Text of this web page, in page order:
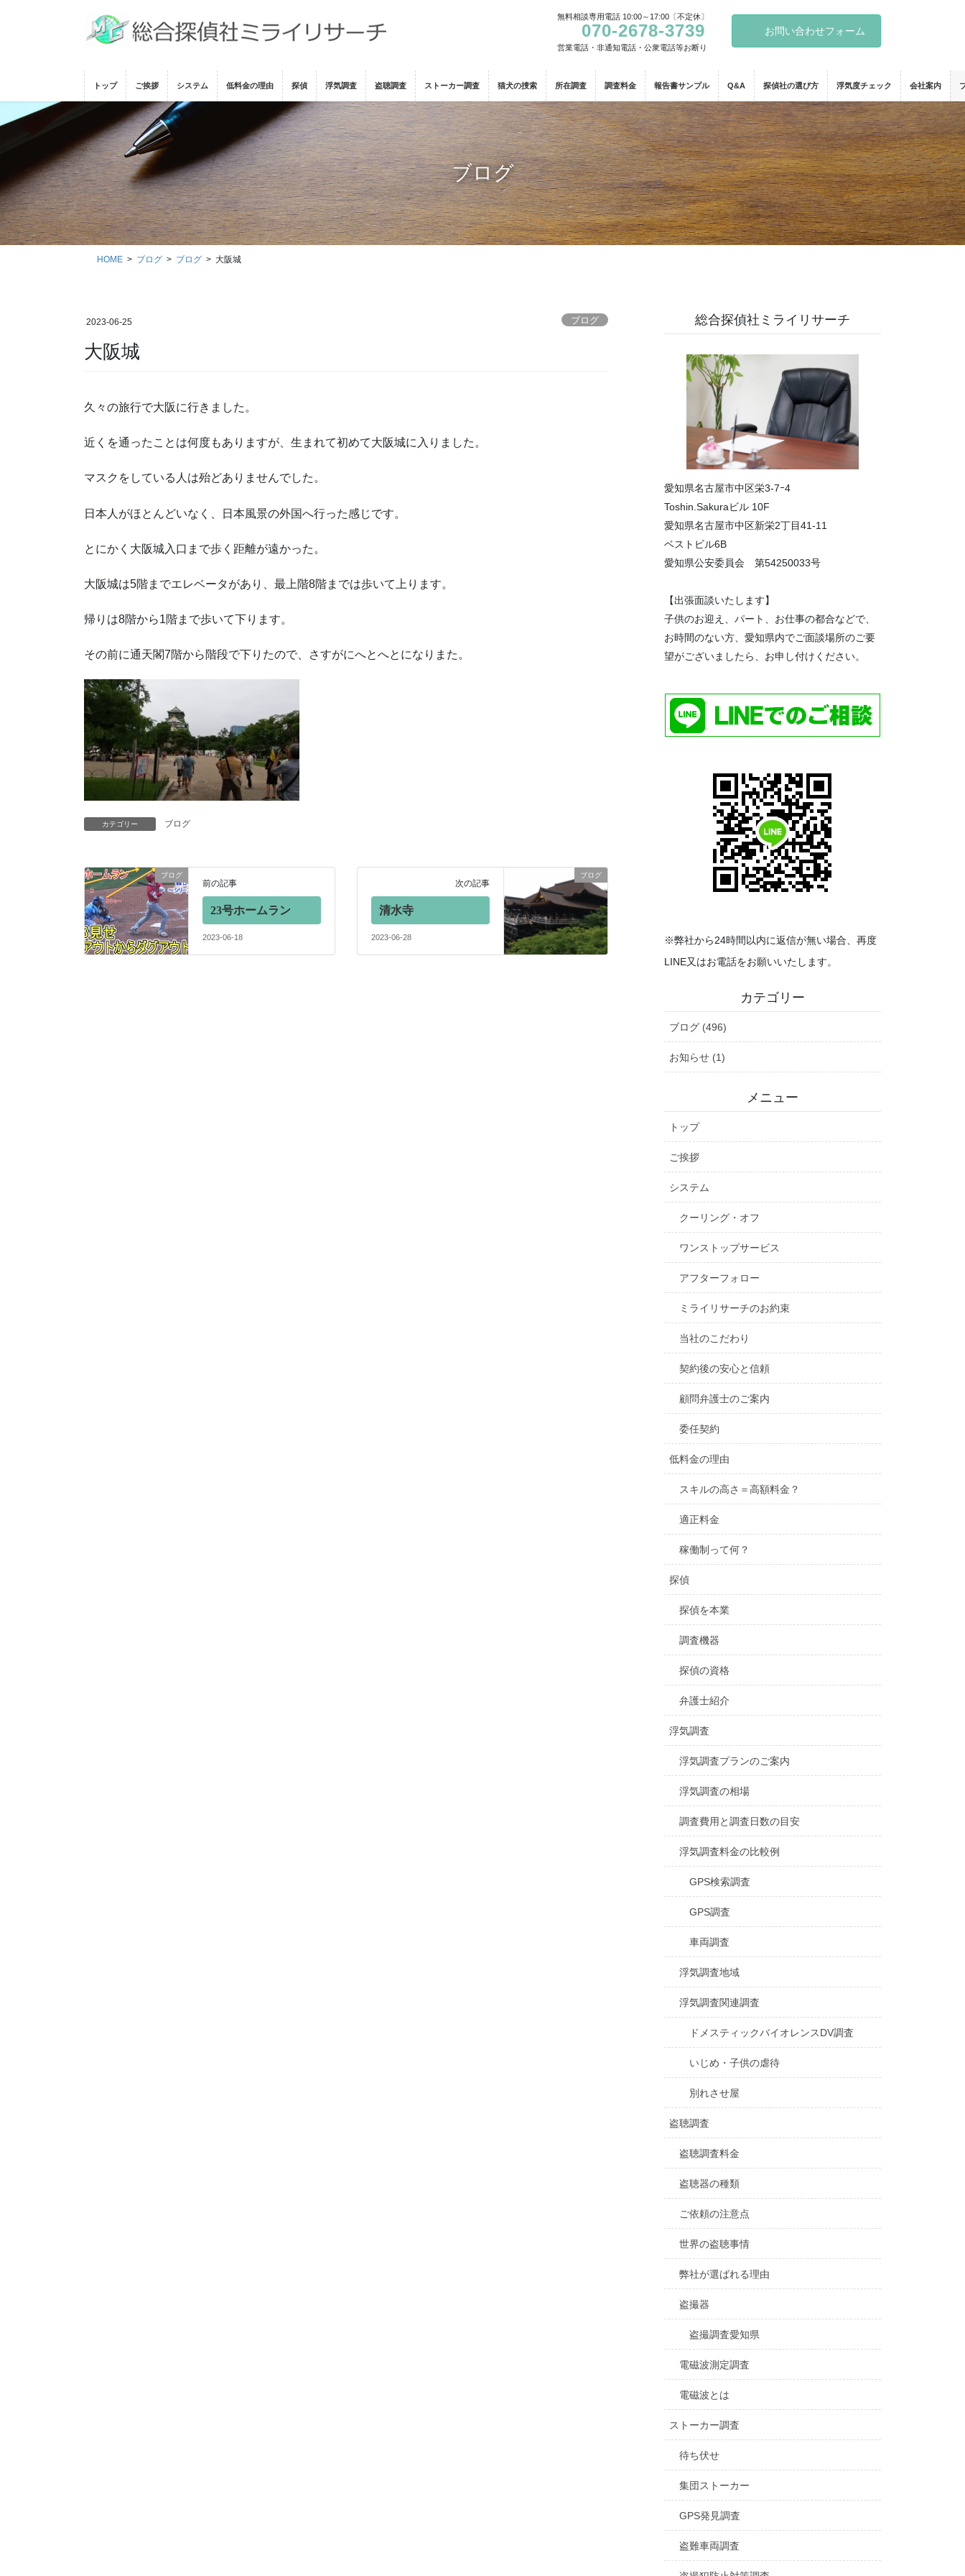
動
に
無料相談専用電話 10:00～17:00〔不定休〕
070-2678-3739
営業電話・非通知電話・公衆電話等お断り
お問い合わせフォーム
トップ ご挨拶 システム 低料金の理由 探偵 浮気調査 盗聴調査 ストーカー調査 猫犬の捜索 所在調査 調査料金 報告書サンプル Q&A 探偵社の選び方 浮気度チェック 会社案内
ブログ
HOME ブログ ブログ 大阪城
2023-06-25 ブログ
大阪城
久々の旅行で大阪に行きました。
近くを通ったことは何度もありますが、生まれて初めて大阪城に入りました。
マスクをしている人は殆どありませんでした。
日本人がほとんどいなく、日本風景の外国へ行った感じです。
とにかく大阪城入口まで歩く距離が遠かった。
大阪城は5階までエレベータがあり、最上階8階までは歩いて上ります。
帰りは8階から1階まで歩いて下ります。
その前に通天閣7階から階段で下りたので、さすがにへとへとになりまた。
カテゴリー ブログ
ブログ
前の記事
23号ホームラン
2023-06-18
ブログ
次の記事
清水寺
2023-06-28
総合探偵社ミライリサーチ
愛知県名古屋市中区栄3-7ｰ4
Toshin.Sakuraビル 10F
愛知県名古屋市中区新栄2丁目41-11
ベストビル6B
愛知県公安委員会 第54250033号
【出張面談いたします】
子供のお迎え、パート、お仕事の都合などで、
お時間のない方、愛知県内でご面談場所のご要
望がございましたら、お申し付けください。
※弊社から24時間以内に返信が無い場合、再度
LINE又はお電話をお願いいたします。
カテゴリー
ブログ (496)
お知らせ (1)
メニュー
トップ
ご挨拶
システム
クーリング・オフ
ワンストップサービス
アフターフォロー
ミライリサーチのお約束
当社のこだわり
契約後の安心と信頼
顧問弁護士のご案内
委任契約
低料金の理由
スキルの高さ＝高額料金？
適正料金
稼働制って何？
探偵
探偵を本業
調査機器
探偵の資格
弁護士紹介
浮気調査
浮気調査プランのご案内
浮気調査の相場
調査費用と調査日数の目安
浮気調査料金の比較例
GPS検索調査
GPS調査
車両調査
浮気調査地域
浮気調査関連調査
ドメスティックバイオレンスDV調査
いじめ・子供の虐待
別れさせ屋
盗聴調査
盗聴調査料金
盗聴器の種類
ご依頼の注意点
世界の盗聴事情
弊社が選ばれる理由
盗撮器
盗撮調査愛知県
電磁波測定調査
電磁波とは
ストーカー調査
待ち伏せ
集団ストーカー
GPS発見調査
盗難車両調査